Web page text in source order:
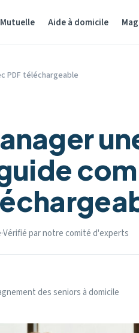
Mutuelle Aide à domicile
PDF téléchargeable
·Vérifié par notre comité d'experts
des seniors à domicile